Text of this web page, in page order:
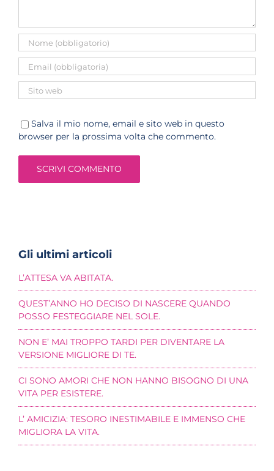
Salva il mio nome, email e sito web in questo
browser per la prossima volta che commento.
Gli ultimi articoli
L’ATTESA VA ABITATA.
QUEST’ANNO HO DECISO DI NASCERE QUANDO
POSSO FESTEGGIARE NEL SOLE.
NON E’ MAI TROPPO TARDI PER DIVENTARE LA
VERSIONE MIGLIORE DI TE.
CI SONO AMORI CHE NON HANNO BISOGNO DI UNA
VITA PER ESISTERE.
L’ AMICIZIA: TESORO INESTIMABILE E IMMENSO CHE
MIGLIORA LA VITA.